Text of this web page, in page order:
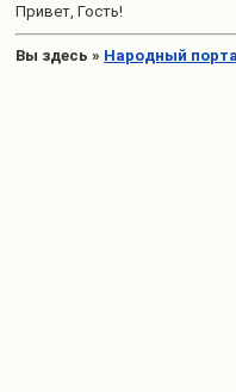
Привет, Гость!
Вы здесь » Народный